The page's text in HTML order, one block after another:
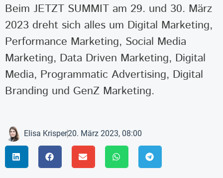
Beim JETZT SUMMIT am 29. und 30. März
2023 dreht sich alles um Digital Marketing,
Performance Marketing, Social Media
Marketing, Data Driven Marketing, Digital
Media, Programmatic Advertising, Digital
Branding und GenZ Marketing.
Elisa Krisper20. März 2023, 08:00